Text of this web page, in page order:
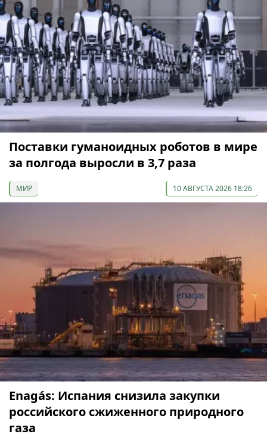
Поставки гуманоидных роботов в мире
за полгода выросли в 3,7 раза
МИР 10 АВГУСТА 2026 18:26
Enagás: Испания снизила закупки
российского сжиженного природного
газа